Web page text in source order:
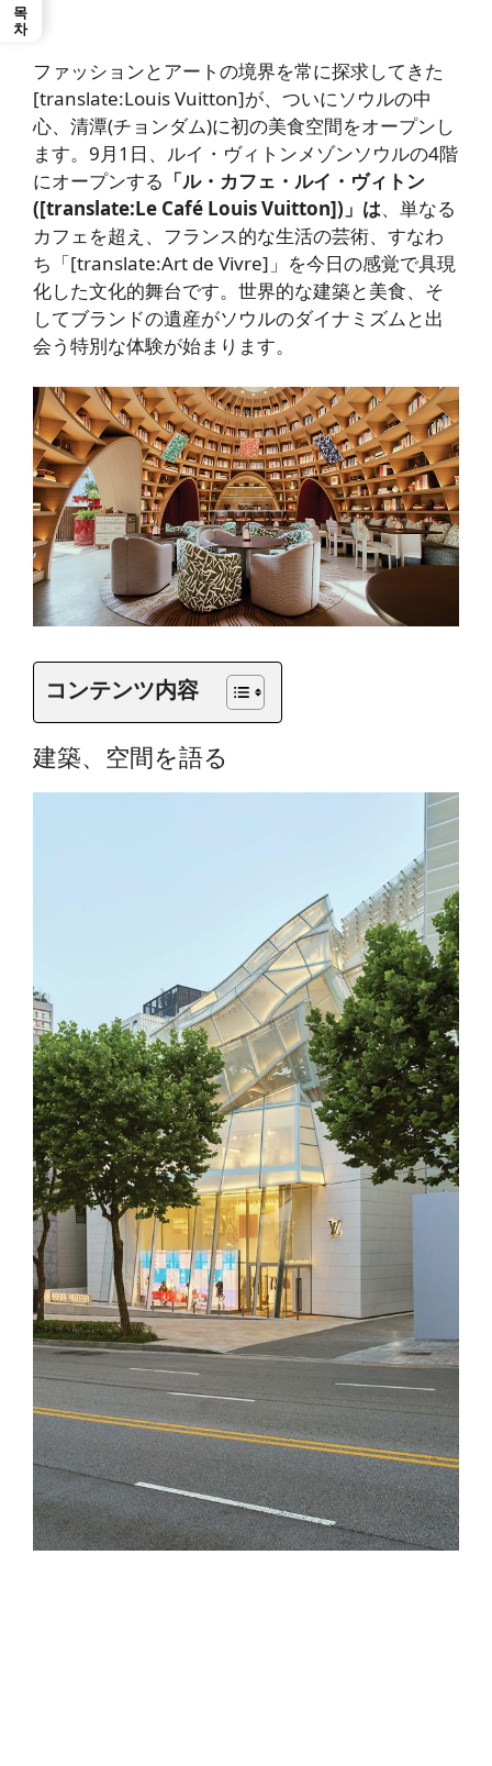
ファッションとアートの境界を常に探求してきた
[translate:Louis Vuitton]が、ついにソウルの中
心、清潭(チョンダム)に初の美食空間をオープンし
ます。9月1日、ルイ・ヴィトンメゾンソウルの4階
にオープンする 「ル・カフェ・ルイ・ヴィトン
([translate:Le Café Louis Vuitton])」は、単なる
カフェを超え、フランス的な生活の芸術、すなわ
ち「[translate:Art de Vivre]」を今日の感覚で具現
化した文化的舞台です。世界的な建築と美食、そ
してブランドの遺産がソウルのダイナミズムと出
会う特別な体験が始まります。
コンテンツ内容
建築、空間を語る
목차